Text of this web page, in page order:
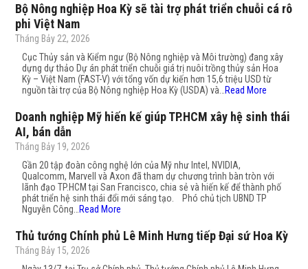
Bộ Nông nghiệp Hoa Kỳ sẽ tài trợ phát triển chuỗi cá rô
phi Việt Nam
Tháng Bảy 22, 2026
Cục Thủy sản và Kiểm ngư (Bộ Nông nghiệp và Môi trường) đang xây
dựng dự thảo Dự án phát triển chuỗi giá trị nuôi trồng thủy sản Hoa
Kỳ – Việt Nam (FAST-V) với tổng vốn dự kiến hơn 15,6 triệu USD từ
nguồn tài trợ của Bộ Nông nghiệp Hoa Kỳ (USDA) và… Read More
Doanh nghiệp Mỹ hiến kế giúp TP.HCM xây hệ sinh thái
AI, bán dẫn
Tháng Bảy 19, 2026
Gần 20 tập đoàn công nghệ lớn của Mỹ như Intel, NVIDIA,
Qualcomm, Marvell và Axon đã tham dự chương trình bàn tròn với
lãnh đạo TP.HCM tại San Francisco, chia sẻ và hiến kế để thành phố
phát triển hệ sinh thái đổi mới sáng tạo. Phó chủ tịch UBND TP
Nguyễn Công… Read More
Thủ tướng Chính phủ Lê Minh Hưng tiếp Đại sứ Hoa Kỳ
Tháng Bảy 15, 2026